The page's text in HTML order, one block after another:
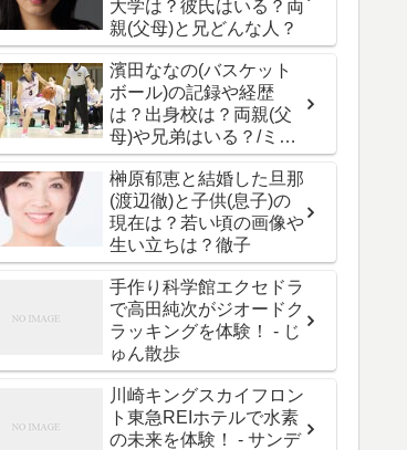
大学は？彼氏はいる？両
親(父母)と兄どんな人？
濱田ななの(バスケット
ボール)の記録や経歴
は？出身校は？両親(父
母)や兄弟はいる？/ミラ
イモンスター
榊原郁恵と結婚した旦那
(渡辺徹)と子供(息子)の
現在は？若い頃の画像や
生い立ちは？徹子
手作り科学館エクセドラ
で高田純次がジオードク
ラッキングを体験！ - じ
ゅん散歩
川崎キングスカイフロン
ト東急REIホテルで水素
の未来を体験！ - サンデ